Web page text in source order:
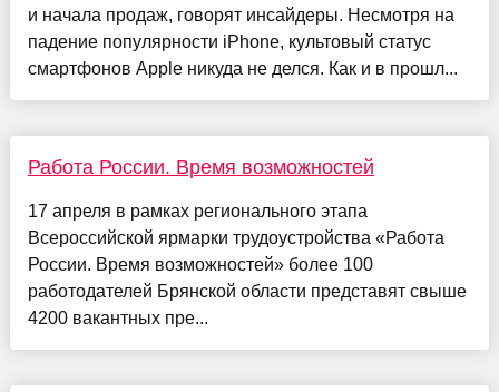
и начала продаж, говорят инсайдеры. Несмотря на
падение популярности iPhone, культовый статус
смартфонов Apple никуда не делся. Как и в прошл...
Работа России. Время возможностей
17 апреля в рамках регионального этапа
Всероссийской ярмарки трудоустройства «Работа
России. Время возможностей» более 100
работодателей Брянской области представят свыше
4200 вакантных пре...